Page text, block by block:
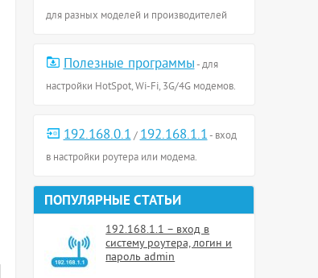
для разных моделей и производителей
Полезные программы- для
настройки HotSpot, Wi-Fi, 3G/4G модемов.
192.168.0.1 /192.168.1.1- вход
в настройки роутера или модема.
ПОПУЛЯРНЫЕ СТАТЬИ
192.168.1.1 – вход в
систему роутера, логин и
пароль admin